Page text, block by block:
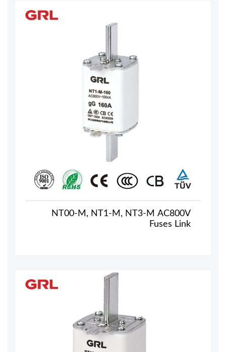
NT00-M, NT1-M, NT3-M AC800V
Fuses Link